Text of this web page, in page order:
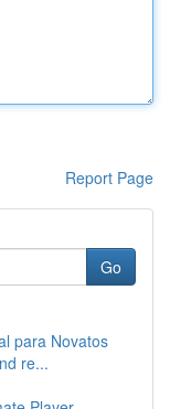
Report Page
Go
para Novatos
re...